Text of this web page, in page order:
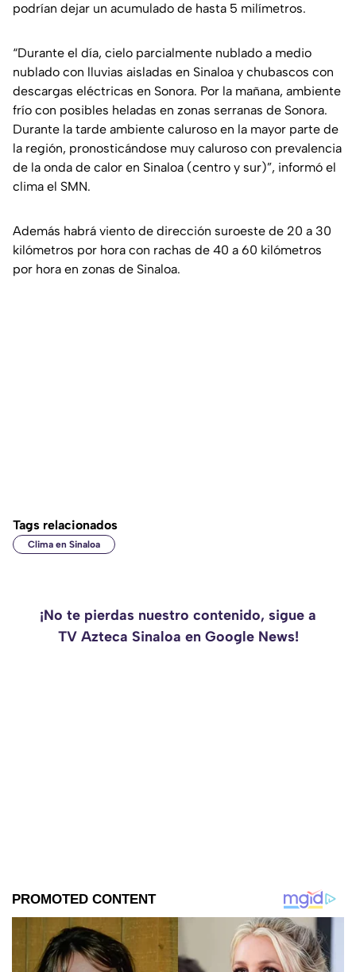
podrían dejar un acumulado de hasta 5 milímetros.
“Durante el día, cielo parcialmente nublado a medio
nublado con lluvias aisladas en Sinaloa y chubascos con
descargas eléctricas en Sonora. Por la mañana, ambiente
frío con posibles heladas en zonas serranas de Sonora.
Durante la tarde ambiente caluroso en la mayor parte de
la región, pronosticándose muy caluroso con prevalencia
de la onda de calor en Sinaloa (centro y sur)”, informó el
clima el SMN.
Además habrá viento de dirección suroeste de 20 a 30
kilómetros por hora con rachas de 40 a 60 kilómetros
por hora en zonas de Sinaloa.
Tags relacionados
Clima en Sinaloa
¡No te pierdas nuestro contenido, sigue a
TV Azteca Sinaloa en Google News!